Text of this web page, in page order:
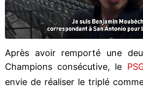
Après avoir remporté une
Champions consécutive, le
envie de réaliser le triplé